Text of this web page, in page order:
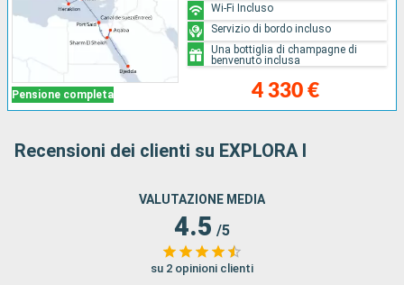
Pensione completa 4 330 €
Wi-Fi Incluso
Servizio di bordo incluso
Una bottiglia di champagne di
benvenuto inclusa
Recensioni dei clienti su EXPLORA I
VALUTAZIONE MEDIA
4.5 /5
su 2 opinioni clienti